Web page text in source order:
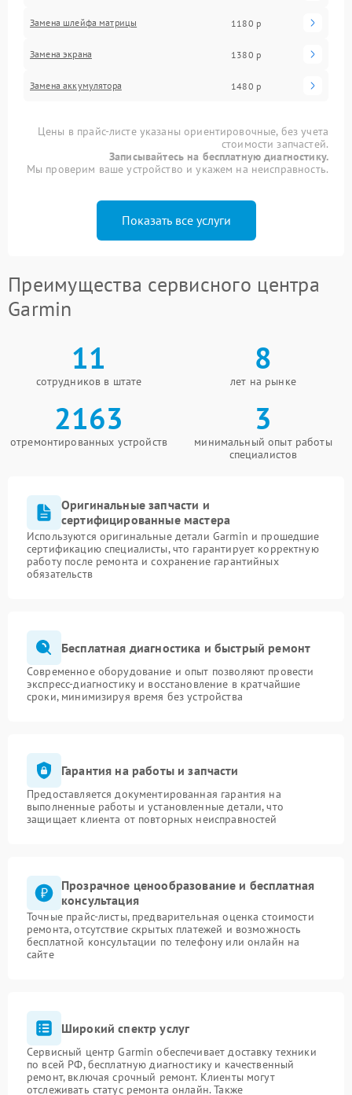
Замена шлейфа матрицы 1180 р
Замена экрана 1380 р
Замена аккумулятора 1480 р
Цены в прайс-листе указаны ориентировочные, без учета
стоимости запчастей.
Записывайтесь на бесплатную диагностику.
Мы проверим ваше устройство и укажем на неисправность.
Показать все услуги
Преимущества сервисного центра
Garmin
11
сотрудников в штате
8
лет на рынке
2163
отремонтированных устройств
3
минимальный опыт работы
специалистов
Оригинальные запчасти и
сертифицированные мастера
Используются оригинальные детали Garmin и прошедшие
сертификацию специалисты, что гарантирует корректную
работу после ремонта и сохранение гарантийных
обязательств
Бесплатная диагностика и быстрый ремонт
Современное оборудование и опыт позволяют провести
экспресс-диагностику и восстановление в кратчайшие
сроки, минимизируя время без устройства
Гарантия на работы и запчасти
Предоставляется документированная гарантия на
выполненные работы и установленные детали, что
защищает клиента от повторных неисправностей
Прозрачное ценообразование и бесплатная
консультация
Точные прайс-листы, предварительная оценка стоимости
ремонта, отсутствие скрытых платежей и возможность
бесплатной консультации по телефону или онлайн на
сайте
Широкий спектр услуг
Сервисный центр Garmin обеспечивает доставку техники
по всей РФ, бесплатную диагностику и качественный
ремонт, включая срочный ремонт. Клиенты могут
отслеживать статус ремонта онлайн. Также